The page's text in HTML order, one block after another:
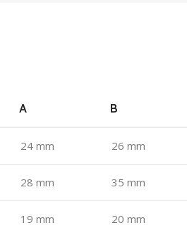
A B
24 mm 26 mm
28 mm 35 mm
19 mm 20 mm